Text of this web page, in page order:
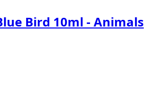
Bird 10ml - Animals